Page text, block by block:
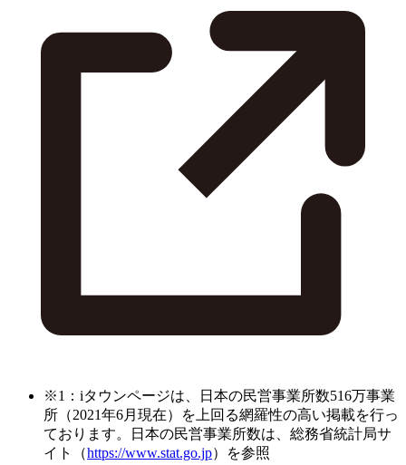
※1：iタウンページは、日本の民営事業所数516万事業
所（2021年6月現在）を上回る網羅性の高い掲載を行っ
ております。日本の民営事業所数は、総務省統計局サ
イト（https://www.stat.go.jp）を参照